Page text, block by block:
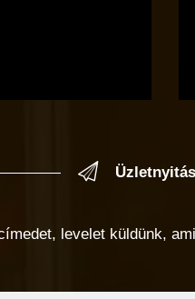
levelet küldünk,